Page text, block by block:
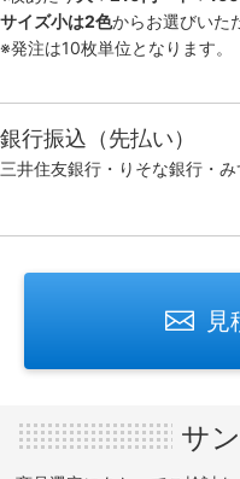
サイズ小は2色からお選びいた
※発注は10枚単位となります。
銀行振込（先払い）
三井住友銀行・りそな銀行・
見
サ